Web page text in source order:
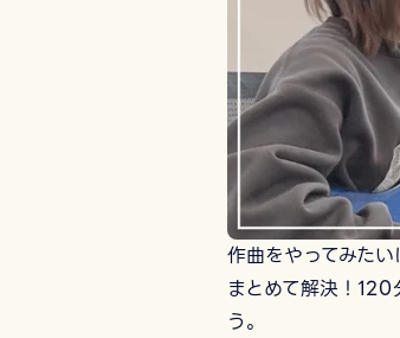
作曲をやってみた
まとめて解決！
う。